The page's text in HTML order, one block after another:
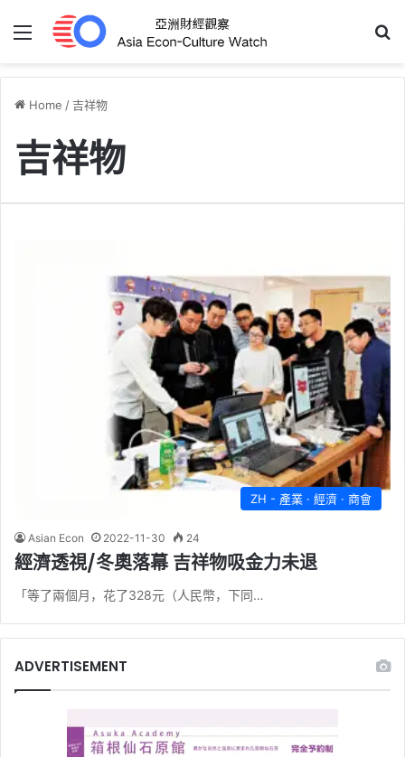
Menu
Home /吉祥物
吉祥物
ZH - 產業 · 經濟 · 商會
Asian Econ 2022-11-30 24
經濟透視/冬奧落幕 吉祥物吸金力未退
「等了兩個月，花了328元（人民幣，下同…
ADVERTISEMENT